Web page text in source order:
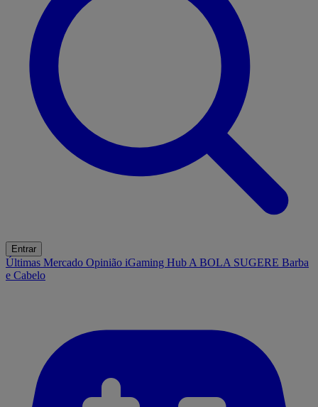
Entrar
Últimas Mercado Opinião iGaming Hub A BOLA SUGERE Barba
e Cabelo